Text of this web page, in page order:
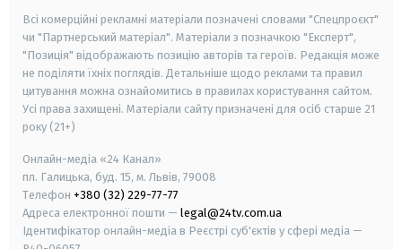
Всі комерційні рекламні матеріали позначені словами "Спецпроєкт"
чи "Партнерський матеріал". Матеріали з позначкою "Експерт",
"Позиція" відображають позицію авторів та героїв. Редакція може
не поділяти їхніх поглядів. Детальніше щодо реклами та правил
цитування можна ознайомитись в правилах користування сайтом.
Усі права захищені. Матеріали сайту призначені для осіб старше 21
року (21+)
Онлайн-медіа «24 Канал»
пл. Галицька, буд. 15, м. Львів, 79008
Телефон +380 (32) 229-77-77
Адреса електронної пошти — legal@24tv.com.ua
Ідентифікатор онлайн-медіа в Реєстрі суб'єктів у сфері медіа —